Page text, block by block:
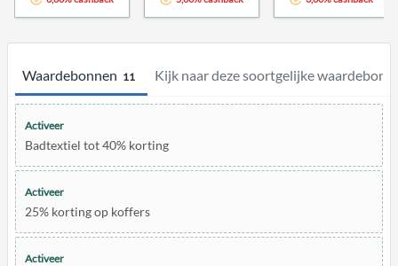
Waardebonnen 11 Kijk naar deze soortgelijke
Activeer
Badtextiel tot 40% korting
Activeer
25% korting op koffers
Activeer